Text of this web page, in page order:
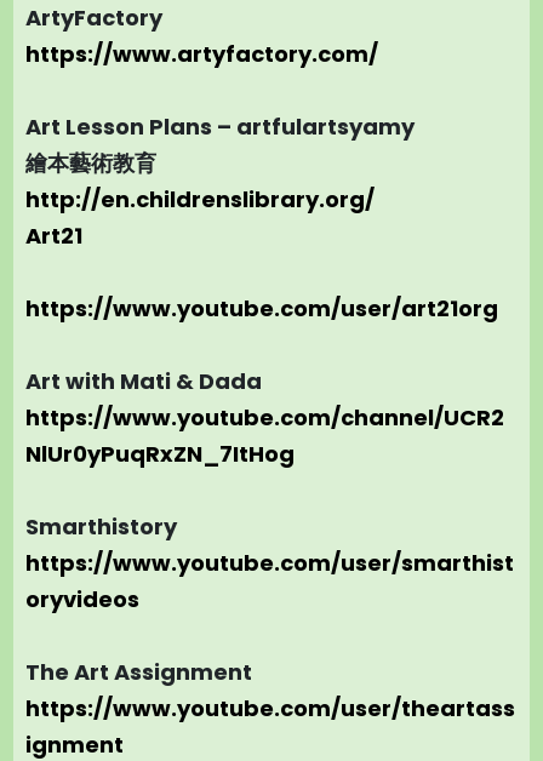
ArtyFactory
https://www.artyfactory.com/
Art Lesson Plans – artfulartsyamy
繪本藝術教育
http://en.childrenslibrary.org/
Art21
https://www.youtube.com/user/art21org
Art with Mati & Dada
https://www.youtube.com/channel/UCR2
NlUr0yPuqRxZN_7ItHog
Smarthistory
https://www.youtube.com/user/smarthist
oryvideos
The Art Assignment
https://www.youtube.com/user/theartass
ignment